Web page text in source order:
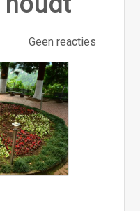
Geen reacties